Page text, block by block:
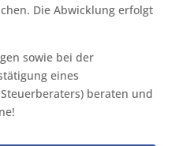
Die Abwicklung erfolgt
sowie bei der
eines
beraten und